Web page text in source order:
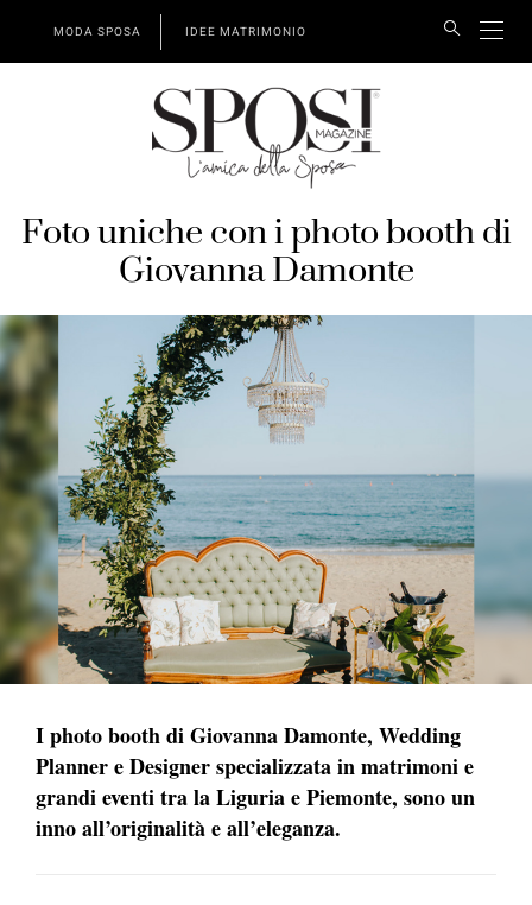
MODA SPOSA IDEE MATRIMONIO
Foto uniche con i photo booth di
Giovanna Damonte
I photo booth di Giovanna Damonte, Wedding
Planner e Designer specializzata in matrimoni e
grandi eventi tra la Liguria e Piemonte, sono un
inno all’originalità e all’eleganza.